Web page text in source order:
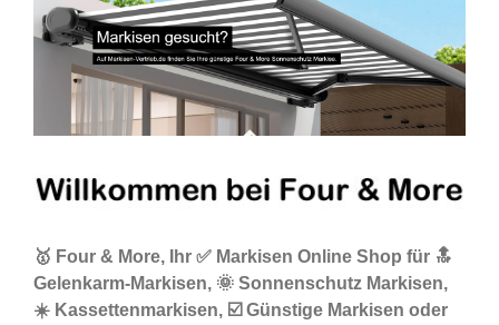
🥇 Four & More, Ihr ✅ Markisen Online Shop für 🔝
Gelenkarm-Markisen, 🌞 Sonnenschutz Markisen,
☀️ Kassettenmarkisen, ☑️ Günstige Markisen oder